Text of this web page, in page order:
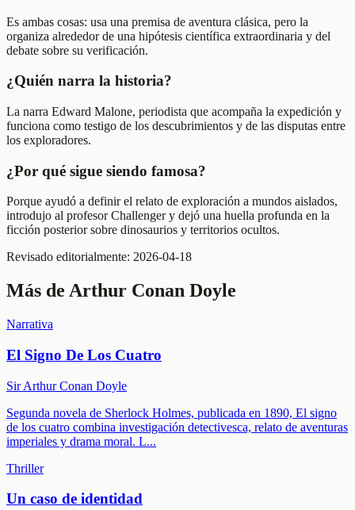
Es ambas cosas: usa una premisa de aventura clásica, pero la
organiza alrededor de una hipótesis científica extraordinaria y del
debate sobre su verificación.
¿Quién narra la historia?
La narra Edward Malone, periodista que acompaña la expedición y
funciona como testigo de los descubrimientos y de las disputas entre
los exploradores.
¿Por qué sigue siendo famosa?
Porque ayudó a definir el relato de exploración a mundos aislados,
introdujo al profesor Challenger y dejó una huella profunda en la
ficción posterior sobre dinosaurios y territorios ocultos.
Revisado editorialmente: 2026-04-18
Más de Arthur Conan Doyle
Narrativa
El Signo De Los Cuatro
Sir Arthur Conan Doyle
Segunda novela de Sherlock Holmes, publicada en 1890, El signo
de los cuatro combina investigación detectivesca, relato de aventuras
imperiales y drama moral. L...
Thriller
Un caso de identidad